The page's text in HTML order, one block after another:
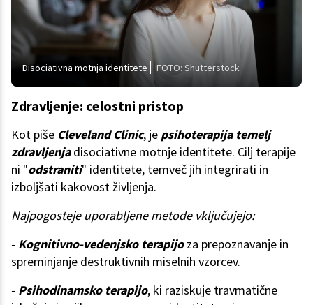
Disociativna motnja identitete FOTO: Shutterstock
Zdravljenje: celostni pristop
Kot piše Cleveland Clinic, je psihoterapija temelj
zdravljenjadisociativne motnje identitete. Cilj terapije
ni "odstraniti" identitete, temveč jih integrirati in
izboljšati kakovost življenja.
Najpogosteje uporabljene metode vključujejo:
- Kognitivno-vedenjsko terapijoza prepoznavanje in
spreminjanje destruktivnih miselnih vzorcev.
- Psihodinamsko terapijo, ki raziskuje travmatične